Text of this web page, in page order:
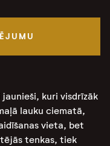
kuri visdrīzāk
lauku ciematā,
vieta, bet
tenkas, tiek